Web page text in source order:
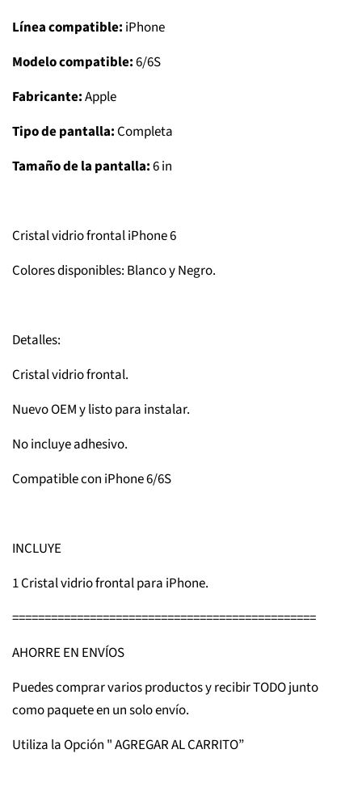
Línea compatible: iPhone
Modelo compatible:6/6S
Fabricante:Apple
Tipo de pantalla: Completa
Tamaño de la pantalla:6 in
Cristal vidrio frontal iPhone 6
Colores disponibles: Blanco y Negro.
Detalles:
Cristal vidrio frontal.
Nuevo OEM y listo para instalar.
No incluye adhesivo.
Compatible con iPhone 6/6S
INCLUYE
1 Cristal vidrio frontal para iPhone.
===============================================
AHORRE EN ENVÍOS
Puedes comprar varios productos y recibir TODO junto
como paquete en un solo envío.
Utiliza la Opción " AGREGAR AL CARRITO”